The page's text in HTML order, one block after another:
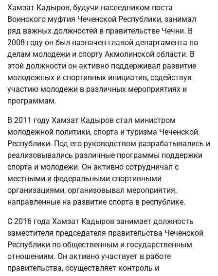
Хамзат Кадыров, будучи наследником поста
Воинского муфтия Чеченской Республики, занимал
ряд важных должностей в правительстве Чечни. В
2008 году он был назначен главой департамента по
делам молодежи и спорту Акмолинской области. В
этой должности он активно поддерживал развитие
молодежных и спортивных инициатив, содействуя
участию молодежи в различных мероприятиях и
программам.
В 2011 году Хамзат Кадыров стал министром
молодежной политики, спорта и туризма Чеченской
Республики. Под его руководством разрабатывались и
реализовывались различные программы поддержки
спорта и молодежи. Он активно сотрудничал с
местными и федеральными спортивными
организациями, организовывал мероприятия,
направленные на развитие спорта в республике.
С 2016 года Хамзат Кадыров занимает должность
заместителя председателя правительства Чеченской
Республики по общественным и государственным
отношениям. Он активно участвует в работе
правительства, осуществляет контроль и